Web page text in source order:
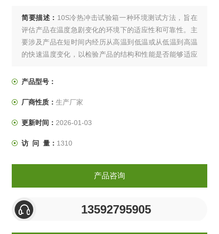
简要描述： 10S冷热冲击试验箱一种环境测试方法，‌旨在
评估产品在温度急剧变化的环境下的适应性和可靠性。‌主
要涉及产品在短时间内经历从高温到低温或从低温到高温
的快速温度变化，‌以检验产品的结构和性能是否能够适应
性和可靠性至关重要，‌尤其是在航空航天、‌电子、‌信息等
2-1
产品型号：
厂商性质： 生产厂家
更新时间： 2026-01-03
访 问 量： 1310
产品咨询
13592795905